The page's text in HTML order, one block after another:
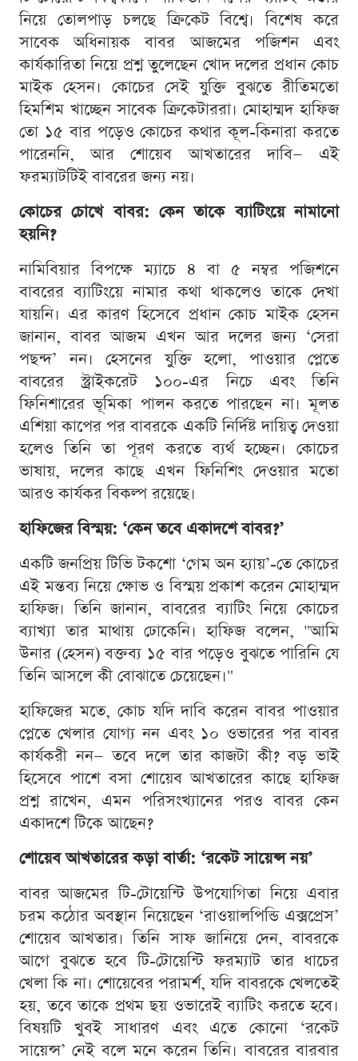
নিয়ে তোলপাড় চলছে ক্রিকেট বিশ্বে। বিশেষ করে
সাবেক অধিনায়ক বাবর আজমের পজিশন এবং
কার্যকারিতা নিয়ে প্রশ্ন তুলেছেন খোদ দলের প্রধান কোচ
মাইক হেসন। কোচের সেই যুক্তি বুঝতে রীতিমতো
হিমশিম খাচ্ছেন সাবেক ক্রিকেটাররা। মোহাম্মদ হাফিজ
তো ১৫ বার পড়েও কোচের কথার কূল-কিনারা করতে
পারেননি, আর শোয়েব আখতারের দাবি— এই
ফরম্যাটটিই বাবরের জন্য নয়।
কোচের চোখে বাবর: কেন তাকে ব্যাটিংয়ে নামানো
হয়নি?
নামিবিয়ার বিপক্ষে ম্যাচে ৪ বা ৫ নম্বর পজিশনে
বাবরের ব্যাটিংয়ে নামার কথা থাকলেও তাকে দেখা
যায়নি। এর কারণ হিসেবে প্রধান কোচ মাইক হেসন
জানান, বাবর আজম এখন আর দলের জন্য ‘সেরা
পছন্দ’ নন। হেসনের যুক্তি হলো, পাওয়ার প্লেতে
বাবরের স্ট্রাইকরেট ১০০-এর নিচে এবং তিনি
ফিনিশারের ভূমিকা পালন করতে পারছেন না। মূলত
এশিয়া কাপের পর বাবরকে একটি নির্দিষ্ট দায়িত্ব দেওয়া
হলেও তিনি তা পূরণ করতে ব্যর্থ হচ্ছেন। কোচের
ভাষায়, দলের কাছে এখন ফিনিশিং দেওয়ার মতো
আরও কার্যকর বিকল্প রয়েছে।
হাফিজের বিস্ময়: ‘কেন তবে একাদশে বাবর?’
একটি জনপ্রিয় টিভি টকশো ‘গেম অন হ্যায়’-তে কোচের
এই মন্তব্য নিয়ে ক্ষোভ ও বিস্ময় প্রকাশ করেন মোহাম্মদ
হাফিজ। তিনি জানান, বাবরের ব্যাটিং নিয়ে কোচের
ব্যাখ্যা তার মাথায় ঢোকেনি। হাফিজ বলেন, "আমি
উনার (হেসন) বক্তব্য ১৫ বার পড়েও বুঝতে পারিনি যে
তিনি আসলে কী বোঝাতে চেয়েছেন।"
হাফিজের মতে, কোচ যদি দাবি করেন বাবর পাওয়ার
প্লেতে খেলার যোগ্য নন এবং ১০ ওভারের পর বাবর
কার্যকরী নন— তবে দলে তার কাজটা কী? বড় ভাই
হিসেবে পাশে বসা শোয়েব আখতারের কাছে হাফিজ
প্রশ্ন রাখেন, এমন পরিসংখ্যানের পরও বাবর কেন
একাদশে টিকে আছেন?
শোয়েব আখতারের কড়া বার্তা: ‘রকেট সায়েন্স নয়’
বাবর আজমের টি-টোয়েন্টি উপযোগিতা নিয়ে এবার
চরম কঠোর অবস্থান নিয়েছেন ‘রাওয়ালপিন্ডি এক্সপ্রেস’
শোয়েব আখতার। তিনি সাফ জানিয়ে দেন, বাবরকে
আগে বুঝতে হবে টি-টোয়েন্টি ফরম্যাট তার ধাচের
খেলা কি না। শোয়েবের পরামর্শ, যদি বাবরকে খেলতেই
হয়, তবে তাকে প্রথম ছয় ওভারেই ব্যাটিং করতে হবে।
বিষয়টি খুবই সাধারণ এবং এতে কোনো ‘রকেট
সায়েন্স’ নেই বলে মনে করেন তিনি। বাবরের বারবার